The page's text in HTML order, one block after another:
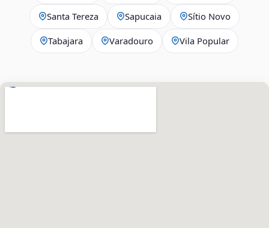
Santa Tereza Sapucaia Sítio Novo
Tabajara Varadouro Vila Popular